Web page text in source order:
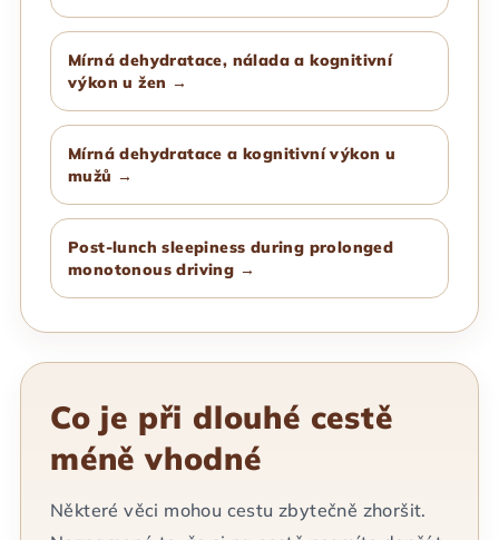
Mírná dehydratace, nálada a kognitivní
výkon u žen →
Mírná dehydratace a kognitivní výkon u
mužů →
Post-lunch sleepiness during prolonged
monotonous driving →
Co je při dlouhé cestě
méně vhodné
Některé věci mohou cestu zbytečně zhoršit.